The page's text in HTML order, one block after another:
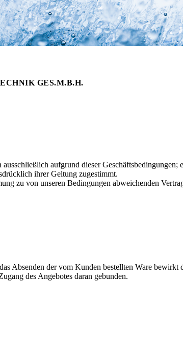
GES.M.B.H.
aufgrund dieser Geschäftsbedingungen;
ihrer Geltung zugestimmt.
zu von unseren Bedingungen abweichenden
Absenden der vom Kunden bestellten Ware bewirkt
des Angebotes daran gebunden.